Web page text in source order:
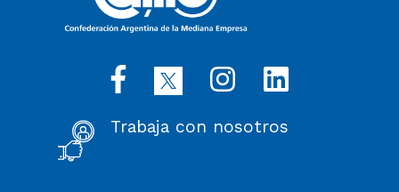
Trabaja con nosotros